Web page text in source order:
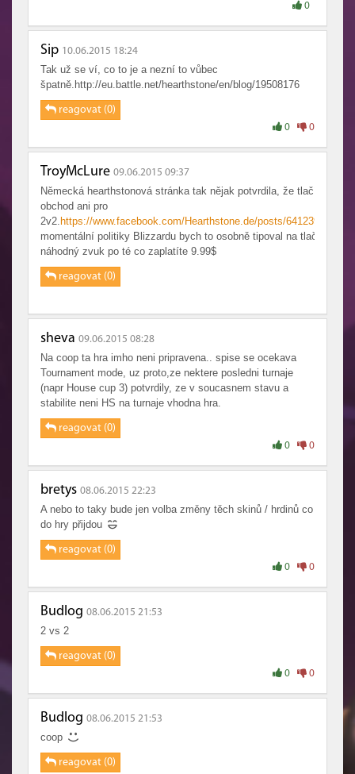
0
Sip 10.06.2015 18:24
Tak už se ví, co to je a nezní to vůbec
špatně.http://eu.battle.net/hearthstone/en/blog/19508176
reagovat (0)
0 0
TroyMcLure 09.06.2015 09:37
Německá hearthstonová stránka tak nějak potvrdila, že tlačítko
obchod ani pro
2v2. https://www.facebook.com/Hearthstone.de/posts/
momentální politiky Blizzardu bych to osobně tipoval na tlačítko co
náhodný zvuk po té co zaplatíte 9.99$
reagovat (0)
sheva 09.06.2015 08:28
Na coop ta hra imho neni pripravena.. spise se ocekava
Tournament mode, uz proto,ze nektere posledni turnaje
(napr House cup 3) potvrdily, ze v soucasnem stavu a
stabilite neni HS na turnaje vhodna hra.
reagovat (0)
0 0
bretys 08.06.2015 22:23
A nebo to taky bude jen volba změny těch skinů / hrdinů co
do hry přijdou
reagovat (0)
0 0
Budlog 08.06.2015 21:53
2 vs 2
reagovat (0)
0 0
Budlog 08.06.2015 21:53
coop
reagovat (0)